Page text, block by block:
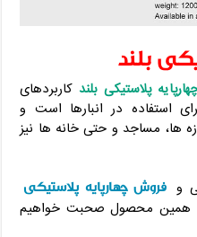
بلند
پلاستیکی بلند کاربردهای
استفاده در انبارها است و
ها، مساجد و حتی خانه ها نیز
و فروش چهارپایه پلاستیکی
همین محصول صحبت خواهیم